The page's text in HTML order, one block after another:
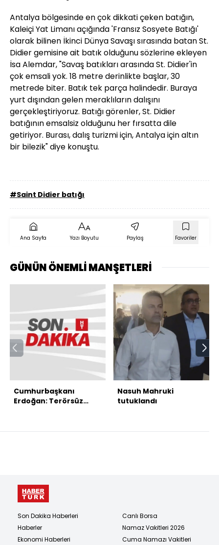
Antalya bölgesinde en çok dikkati çeken batığın,
Kaleiçi Yat Limanı açığında 'Fransız Sosyete Batığı'
olarak bilinen İkinci Dünya Savaşı sırasında batan St.
Didier gemisine ait batık olduğunu sözlerine ekleyen
İsa Alemdar, "Savaş batıkları arasında St. Didier'in
çok emsali yok. 18 metre derinlikte başlar, 30
metrede biter. Batık tek parça halindedir. Buraya
yurt dışından gelen meraklıların dalışını
gerçekleştiriyoruz. Batığı görenler, St. Didier
batığının emsalsiz olduğunu her fırsatta dile
getiriyor. Burası, dalış turizmi için, Antalya için altın
bir bilezik" diye konuştu.
#Saint Didier batığı
Ana Sayfa Yazı Boyutu Paylaş Favoriler
GÜNÜN ÖNEMLİ MANŞETLERİ
Cumhurbaşkanı
Erdoğan: Terörsüz
Nasuh Mahruki
tutuklandı
Son Dakika Haberleri
Haberler
Ekonomi Haberleri
Canlı Borsa
Namaz Vakitleri 2026
Cuma Namazı Vakitleri